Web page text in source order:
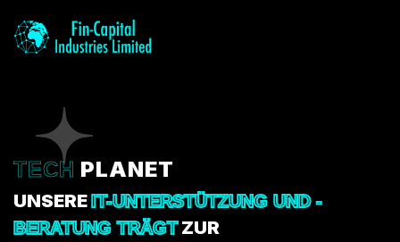
TECH PLANET
UNSERE IT-UNTERSTÜTZUNG UND -
BERATUNG TRÄGTZUR